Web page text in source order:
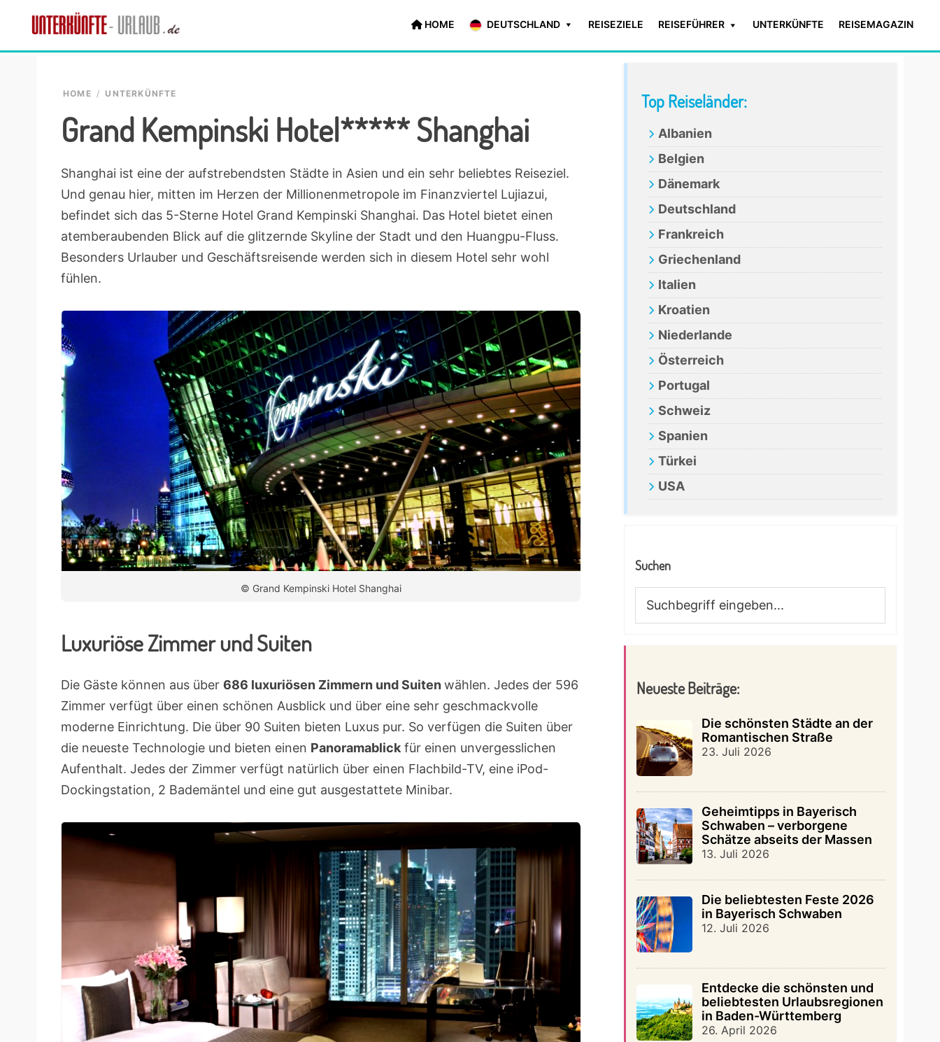
primary
main
primary
footerUnterkünfte-
finde
passende
Unterkunft
HOME DEUTSCHLAND REISEZIELE REISEFÜHRER UNTERKÜNFTE REISEMAGAZIN
HOME / UNTERKÜNFTE
Grand Kempinski Hotel***** Shanghai
Shanghai ist eine der aufstrebendsten Städte in Asien und ein sehr beliebtes Reiseziel.
Und genau hier, mitten im Herzen der Millionenmetropole im Finanzviertel Lujiazui,
befindet sich das 5-Sterne Hotel Grand Kempinski Shanghai. Das Hotel bietet einen
atemberaubenden Blick auf die glitzernde Skyline der Stadt und den Huangpu-Fluss.
Besonders Urlauber und Geschäftsreisende werden sich in diesem Hotel sehr wohl
fühlen.
© Grand Kempinski Hotel Shanghai
Luxuriöse Zimmer und Suiten
Die Gäste können aus über 686 luxuriösen Zimmern und Suiten wählen. Jedes der 596
Zimmer verfügt über einen schönen Ausblick und über eine sehr geschmackvolle
moderne Einrichtung. Die über 90 Suiten bieten Luxus pur. So verfügen die Suiten über
die neueste Technologie und bieten einen Panoramablick für einen unvergesslichen
Aufenthalt. Jedes der Zimmer verfügt natürlich über einen Flachbild-TV, eine iPod-
Dockingstation, 2 Bademäntel und eine gut ausgestattete Minibar.
Primary
Sidebar
Top Reiseländer:
Albanien
Belgien
Dänemark
Deutschland
Frankreich
Griechenland
Italien
Kroatien
Niederlande
Österreich
Portugal
Schweiz
Spanien
Türkei
USA
Suchen
eingeben...
Neueste Beiträge:
Die schönsten Städte an der
Romantischen Straße
23. Juli 2026
Geheimtipps in Bayerisch
Schwaben – verborgene
Schätze abseits der Massen
13. Juli 2026
Die beliebtesten Feste 2026
in Bayerisch Schwaben
12. Juli 2026
Entdecke die schönsten und
beliebtesten Urlaubsregionen
in Baden-Württemberg
26. April 2026